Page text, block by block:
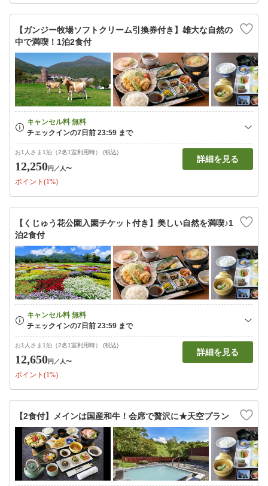
【ガンジー牧場ソフトクリーム引換券付き】雄大な自然の
中で満喫！1泊2食付
お1人さま1泊（2名1室利用時） (税込)
12,250円 ／人〜
ポイント(1%)
詳細を見る
【くじゅう花公園入園チケット付き】美しい自然を満喫♪1
泊2食付
お1人さま1泊（2名1室利用時） (税込)
12,650円 ／人〜
ポイント(1%)
詳細を見る
【2食付】メインは国産和牛！会席で贅沢に★天空プラン